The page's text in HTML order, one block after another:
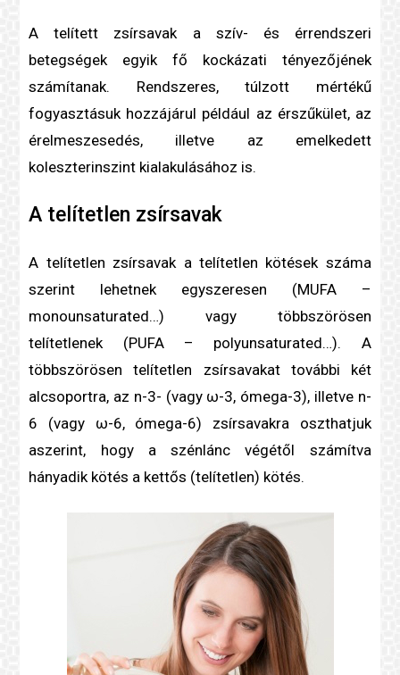
Atelített zsírsavak a szív- és érrendszeri
betegségek egyik fő kockázati tényezőjének
számítanak. Rendszeres, túlzott mértékű
fogyasztásuk hozzájárul például az érszűkület, az
érelmeszesedés, illetve az emelkedett
koleszterinszint kialakulásához is.
A telítetlen zsírsavak
A telítetlen zsírsavak a telítetlen kötések száma
szerint lehetnek egyszeresen (MUFA –
monounsaturated…) vagy többszörösen
telítetlenek (PUFA – polyunsaturated…). A
többszörösentelítetlen zsírsavakat további két
alcsoportra, az n-3- (vagy ω-3, ómega-3), illetve n-
6 (vagy ω-6, ómega-6) zsírsavakra oszthatjuk
aszerint, hogy a szénlánc végétől számítva
hányadik kötés a kettős (telítetlen) kötés.